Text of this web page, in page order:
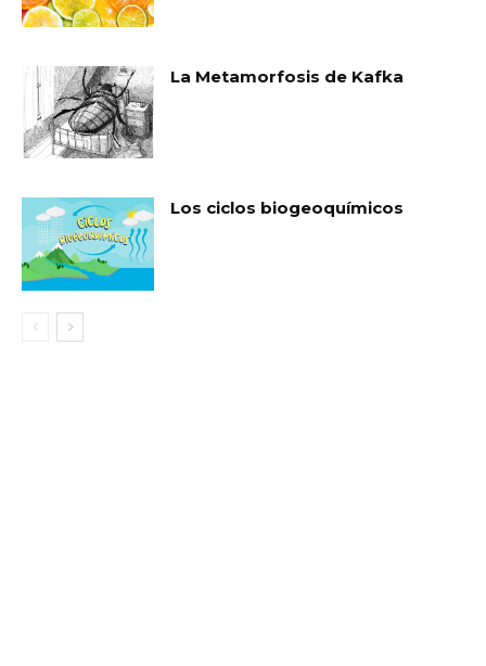
La Metamorfosis de Kafka
Los ciclos biogeoquímicos